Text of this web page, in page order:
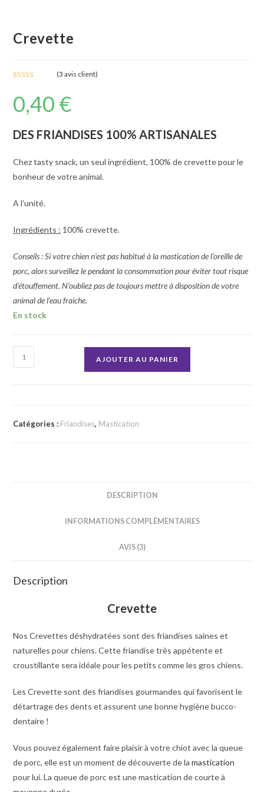
Crevette
sur 5 basé
surnotations
(3 avis client)
0,40 €
DES FRIANDISES 100% ARTISANALES
Chez tasty snack, un seul ingrédient, 100% de crevette pour le
bonheur de votre animal.
A l’unité.
Ingrédients : 100% crevette.
Conseils : Si votre chien n’est pas habitué à la mastication de l’oreille de
porc, alors surveillez le pendant la consommation pour éviter tout risque
d’étouffement. N’oubliez pas de toujours mettre à disposition de votre
animal de l’eau fraiche.
En stock
quantité
de
AJOUTER AU PANIER
Catégories : Friandises, Mastication
DESCRIPTION
INFORMATIONS COMPLÉMENTAIRES
AVIS (3)
Description
Crevette
Nos Crevettes déshydratées sont des friandises saines et
naturelles pour chiens. Cette friandise très appétente et
croustillante sera idéale pour les petits comme les gros chiens.
Les Crevette sont des friandises gourmandes qui favorisent le
détartrage des dents et assurent une bonne hygiène bucco-
dentaire !
Vous pouvez également faire plaisir à votre chiot avec la queue
de porc, elle est un moment de découverte de lamastication
pour lui. La queue de porc est une mastication de courte à